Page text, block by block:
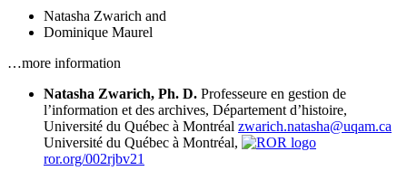
Natasha Zwarich and
Dominique Maurel
…more information
Natasha Zwarich, Ph. D. Professeure en gestion de
l’information et des archives, Département d’histoire,
Université du Québec à Montréal zwarich.natasha@uqam.ca
Université du Québec à Montréal,
ror.org/002rjbv21